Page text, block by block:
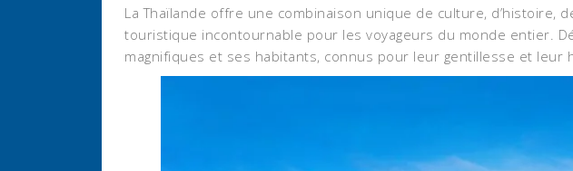
La Thaïlande offre une combinaison unique de culture,
touristique incontournable pour les voyageurs du monde entier.
magnifiques et ses habitants, connus pour leur gentillesse et leur